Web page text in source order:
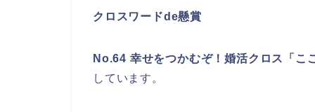
クロスワードde懸賞
No.64 幸せをつかむぞ！婚活クロス「こ
しています。